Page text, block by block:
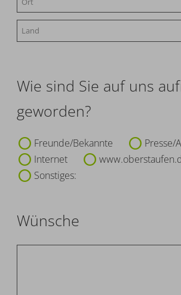
Wie sind Sie auf uns
geworden?
Freunde/Bekannte
Presse/
Internet
Sonstiges:
Wünsche